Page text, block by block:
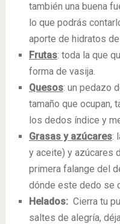
también una buena
lo que podrás
aporte de hidratos
Frutas: toda la que
forma de vasija.
Quesos: un pedazo
tamaño que ocupan,
los dedos índice y
Grasas y azúcares:
y aceite) y azúcares
primera falange del
dónde este dedo se
Helados: Cierra tu
saltes de alegría,